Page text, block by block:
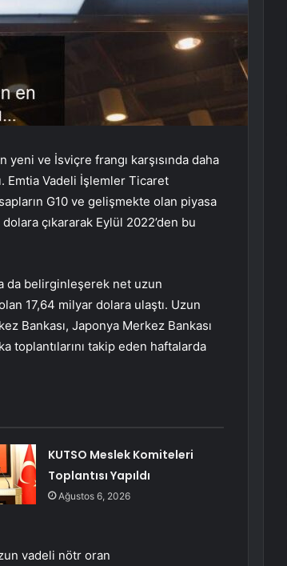
ve İsviçre frangı karşısında daha
Emtia Vadeli İşlemler Ticaret
G10 ve gelişmekte olan piyasa
çıkararak Eylül 2022’den bu
da belirginleşerek net uzun
17,64 milyar dolara ulaştı. Uzun
Bankası, Japonya Merkez Bankası
toplantılarını takip eden haftalarda
KUTSO Meslek Komiteleri
Toplantısı Yapıldı
Ağustos 6, 2026
vadeli nötr oran